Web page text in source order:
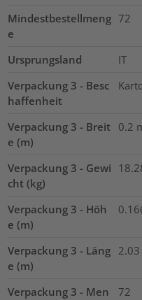
Mindestbestellmeng
e
72
Ursprungsland
IT
Verpackung 3 - Besc
haffenheit
Verpackung 3 - Breit
e (m)
0.2
Verpackung 3 - Gewi
cht (kg)
Verpackung 3 - Höh
e (m)
Verpackung 3 - Läng
e (m)
2.03
Verpackung 3 - Men
72